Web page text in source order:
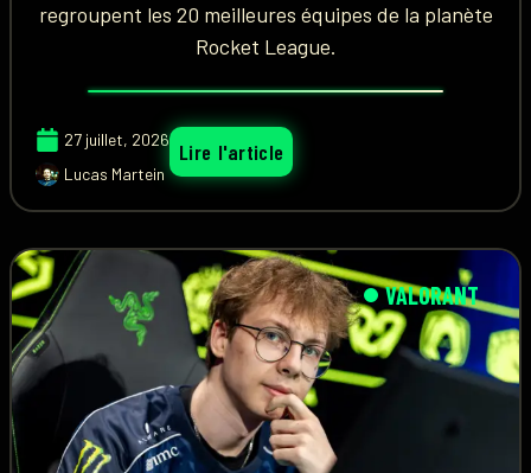
regroupent les 20 meilleures équipes de la planète
Rocket League.
27 juillet, 2026
Lucas Martein
Lire l'article
VALORANT